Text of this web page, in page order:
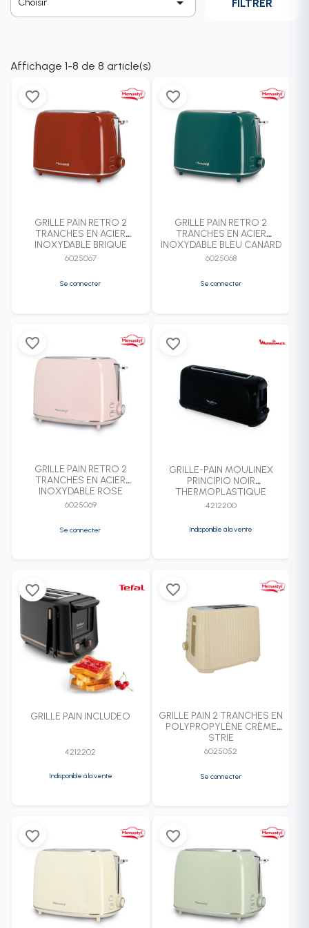
Choisir FILTRER
Affichage 1-8 de 8 article(s)
GRILLE PAIN RETRO 2
TRANCHES EN ACIER
INOXYDABLE BRIQUE
6025067
Se connecter
favorite_border
GRILLE PAIN RETRO 2
TRANCHES EN ACIER
INOXYDABLE BLEU CANARD
6025068
Se connecter
favorite_border
GRILLE PAIN RETRO 2
TRANCHES EN ACIER
INOXYDABLE ROSE
6025069
Se connecter
favorite_border
GRILLE-PAIN MOULINEX
PRINCIPIO NOIR
THERMOPLASTIQUE
4212200
Indisponible à la vente
favorite_border
GRILLE PAIN INCLUDEO
4212202
Indisponible à la vente
favorite_border
GRILLE PAIN 2 TRANCHES EN
POLYPROPYLÈNE CRÈME
STRIE
6025052
Se connecter
favorite_border
favorite_border favorite_border